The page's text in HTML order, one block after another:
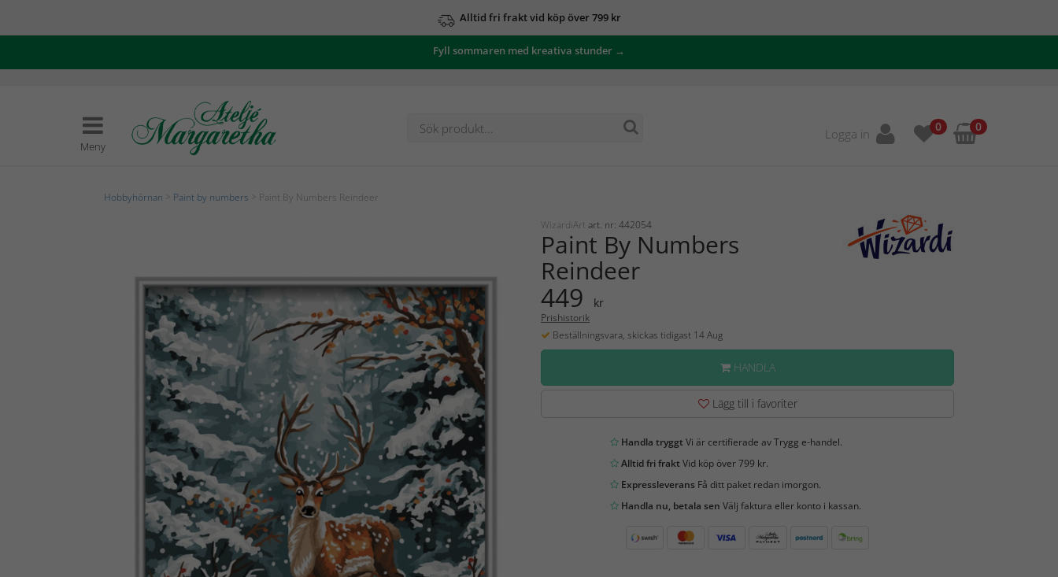
Alltid fri frakt vid köp över 799 kr
Fyll sommaren med kreativa stunder →
Meny
Logga in 0 0
Hobbyhörnan Paint by numbers > Paint By Numbers Reindeer
WizardiArt art. nr: 442054
Paint By Numbers
Reindeer
449 kr
Prishistorik
Beställningsvara, skickas tidigast 14 Aug
HANDLA
Lägg till i favoriter
Handla tryggtVi är certifierade av Trygg e-handel.
Alltid fri fraktVid köp över 799 kr.
ExpressleveransFå ditt paket redan imorgon.
Handla nu, betala sen Välj faktura eller konto i kassan.